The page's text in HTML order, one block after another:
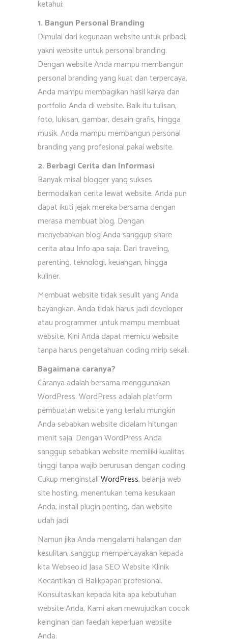
ketahui:
1. Bangun Personal Branding
Dimulai dari kegunaan website untuk pribadi,
yakni website untuk personal branding.
Dengan website Anda mampu membangun
personal branding yang kuat dan terpercaya.
Anda mampu membagikan hasil karya dan
portfolio Anda di website. Baik itu tulisan,
foto, lukisan, gambar, desain grafis, hingga
musik. Anda mampu membangun personal
branding yang profesional pakai website.
2. Berbagi Cerita dan Informasi
Banyak misal blogger yang sukses
bermodalkan cerita lewat website. Anda pun
dapat ikuti jejak mereka bersama dengan
merasa membuat blog. Dengan
menyebabkan blog Anda sanggup share
cerita atau Info apa saja. Dari traveling,
parenting, teknologi, keuangan, hingga
kuliner.
Membuat website tidak sesulit yang Anda
bayangkan. Anda tidak harus jadi developer
atau programmer untuk mampu membuat
website. Kini Anda dapat memicu website
tanpa harus pengetahuan coding mirip sekali.
Bagaimana caranya?
Caranya adalah bersama menggunakan
WordPress. WordPress adalah platform
pembuatan website yang terlalu mungkin
Anda sebabkan website didalam hitungan
menit saja. Dengan WordPress Anda
sanggup sebabkan website memiliki kualitas
tinggi tanpa wajib berurusan dengan coding.
Cukup menginstallWordPress, belanja web
site hosting, menentukan tema kesukaan
Anda, install plugin penting, dan website
udah jadi.
Namun jika Anda mengalami halangan dan
kesulitan, sanggup mempercayakan kepada
kita Webseo.id Jasa SEO Website Klinik
Kecantikan di Balikpapan profesional.
Konsultasikan kepada kita apa kebutuhan
website Anda, Kami akan mewujudkan cocok
keinginan dan faedah keperluan website
Anda.